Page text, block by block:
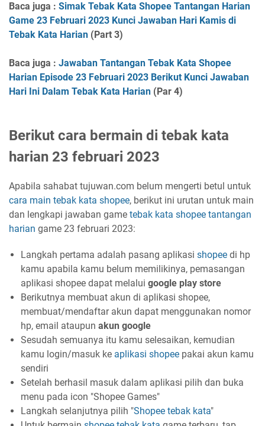
Baca juga : Simak Tebak Kata Shopee Tantangan Harian
Game 23 Februari 2023 Kunci Jawaban Hari Kamis di
Tebak Kata Harian (Part 3)
Baca juga : Jawaban Tantangan Tebak Kata Shopee
Harian Episode 23 Februari 2023 Berikut Kunci Jawaban
Hari Ini Dalam Tebak Kata Harian (Par 4)
Berikut cara bermain di tebak kata
harian 23 februari 2023
Apabila sahabat tujuwan.com belum mengerti betul untuk
cara main tebak kata shopee, berikut ini urutan untuk main
dan lengkapi jawaban game tebak kata shopee tantangan
harian game 23 februari 2023:
Langkah pertama adalah pasang aplikasi shopee di hp
kamu apabila kamu belum memilikinya, pemasangan
aplikasi shopee dapat melalui google play store
Berikutnya membuat akun di aplikasi shopee,
membuat/mendaftar akun dapat menggunakan nomor
hp, email ataupun akun google
Sesudah semuanya itu kamu selesaikan, kemudian
kamu login/masuk ke aplikasi shopee pakai akun kamu
sendiri
Setelah berhasil masuk dalam aplikasi pilih dan buka
menu pada icon "Shopee Games"
Langkah selanjutnya pilih "Shopee tebak kata"